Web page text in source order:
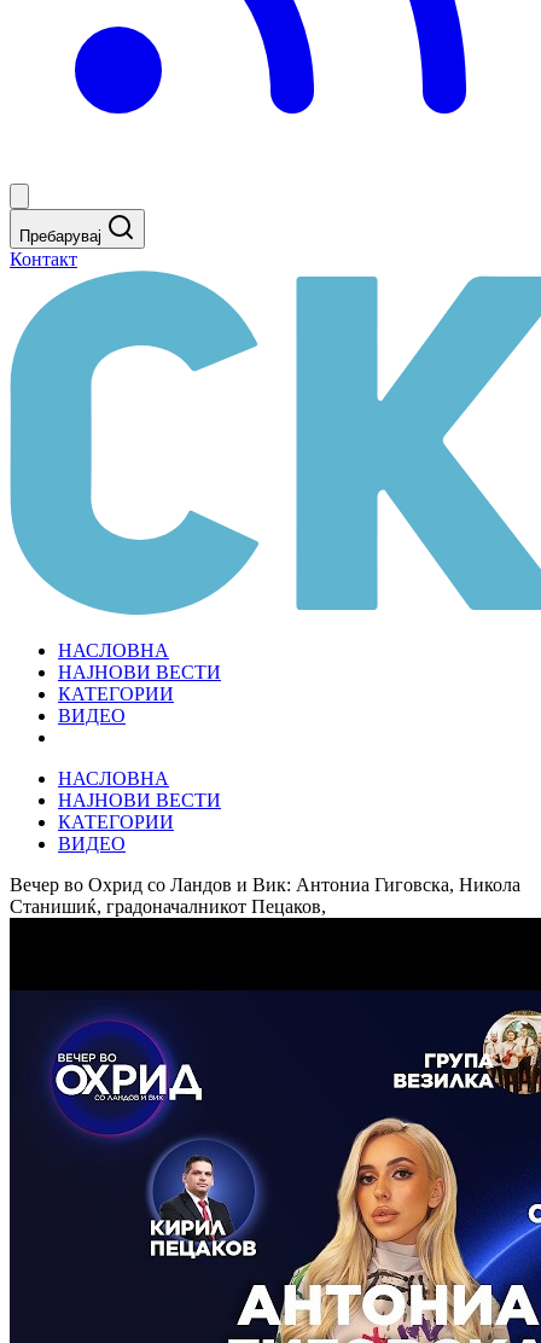
Пребарувај
Контакт
НАСЛОВНА
НАЈНОВИ ВЕСТИ
КАТЕГОРИИ
ВИДЕО
НАСЛОВНА
НАЈНОВИ ВЕСТИ
КАТЕГОРИИ
ВИДЕО
Вечер во Охрид со Ландов и Вик: Антониа Гиговска, Никола
Станишиќ, градоначалникот Пецаков,